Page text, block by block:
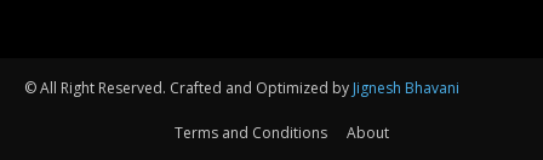
© All Right Reserved. Crafted and Optimized by Jignesh Bhavani
Terms and Conditions About